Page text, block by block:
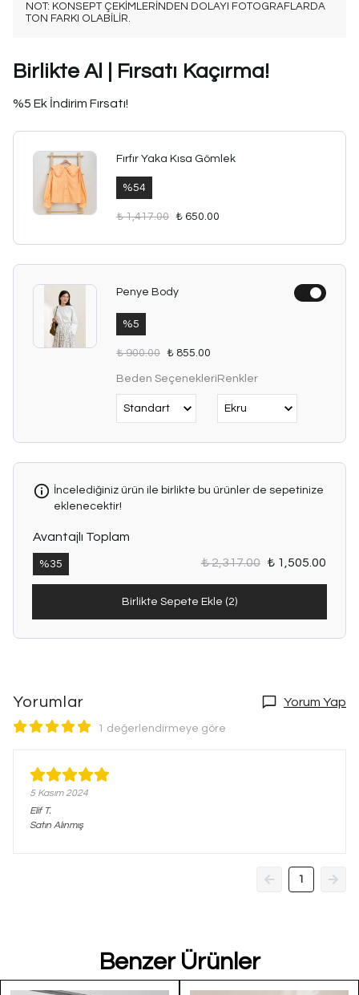
NOT: KONSEPT ÇEKİMLERİNDEN DOLAYI FOTOGRAFLARDA
TON FARKI OLABİLİR.
Birlikte Al | Fırsatı Kaçırma!
%5 Ek İndirim Fırsatı!
Fırfır Yaka Kısa Gömlek
%54
₺ 1,417.00 ₺ 650.00
Penye Body
%5
₺ 900.00 ₺ 855.00
Beden Seçenekleri Renkler
İncelediğiniz ürün ile birlikte bu ürünler de sepetinize
eklenecektir!
Avantajlı Toplam
%35 ₺ 2,317.00 ₺ 1,505.00
Birlikte Sepete Ekle (2)
Yorumlar Yorum Yap
1 değerlendirmeye göre
5 Kasım 2024
Elif T.
Satın Alınmış
1
Benzer Ürünler